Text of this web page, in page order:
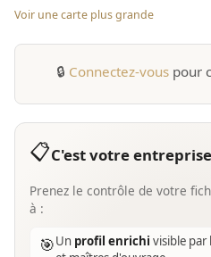
Voir une carte plus grande
🔒 Connectez-vous pour
📋C'est votre
Prenez le contrôle de votre
à :
🎯Un profil enrichi visible par